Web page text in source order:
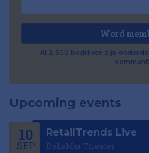
Word
Al 2.500 bedrijven zijn
Upcoming events
10
SEP
RetailTrends Live
DeLaMar Theater